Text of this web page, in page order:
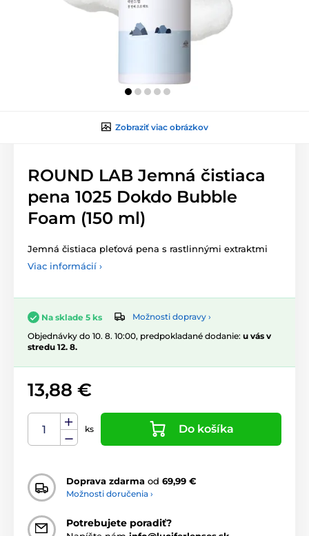
Zobraziť viac obrázkov
ROUND LAB Jemná čistiaca
pena 1025 Dokdo Bubble
Foam (150 ml)
Jemná čistiaca pleťová pena s rastlinnými extraktmi
Viac informácií ›
Na sklade 5 ks
Možnosti dopravy ›
Objednávky do 10. 8. 10:00, predpokladané dodanie: u vás v
stredu 12. 8.
13,88 €
ks Do košíka
Doprava zdarma od 69,99 €
Možnosti doručenia ›
Potrebujete poradiť?